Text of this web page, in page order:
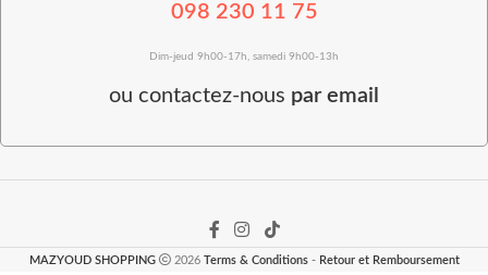
098 230 11 75
Dim-jeud 9h00-17h, samedi 9h00-13h
ou contactez-nous par email
MAZYOUD SHOPPING 2026 Terms & Conditions - Retour et Remboursement